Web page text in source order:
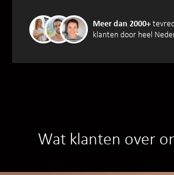
Meer dan 2000+
klanten door heel
Wat klanten over